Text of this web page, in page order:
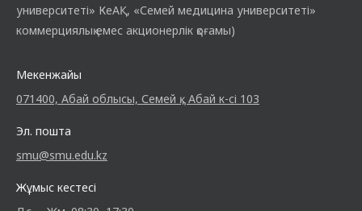
университеті» КеАҚ, «Семей медицина университеті»
коммерциялық емес акционерлік қоғамы)
Мекенжайы
071400, Абай облысы, Семей қ., Абай к-сі 103
Эл. пошта
smu@smu.edu.kz
Жұмыс кестесі